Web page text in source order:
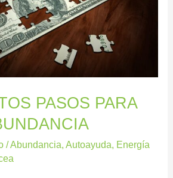
PASOS PARA
/Abundancia Autoayuda Energía